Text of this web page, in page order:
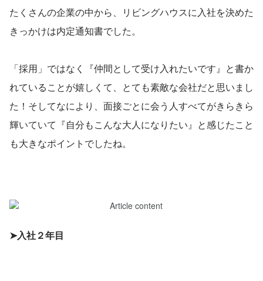
たくさんの企業の中から、リビングハウスに入社を決めた
きっかけは内定通知書でした。
「採用」ではなく『仲間として受け入れたいです』と書か
れていることが嬉しくて、とても素敵な会社だと思いまし
た！そしてなにより、面接ごとに会う人すべてがきらきら
輝いていて『自分もこんな大人になりたい』と感じたこと
も大きなポイントでしたね。
➤入社２年目